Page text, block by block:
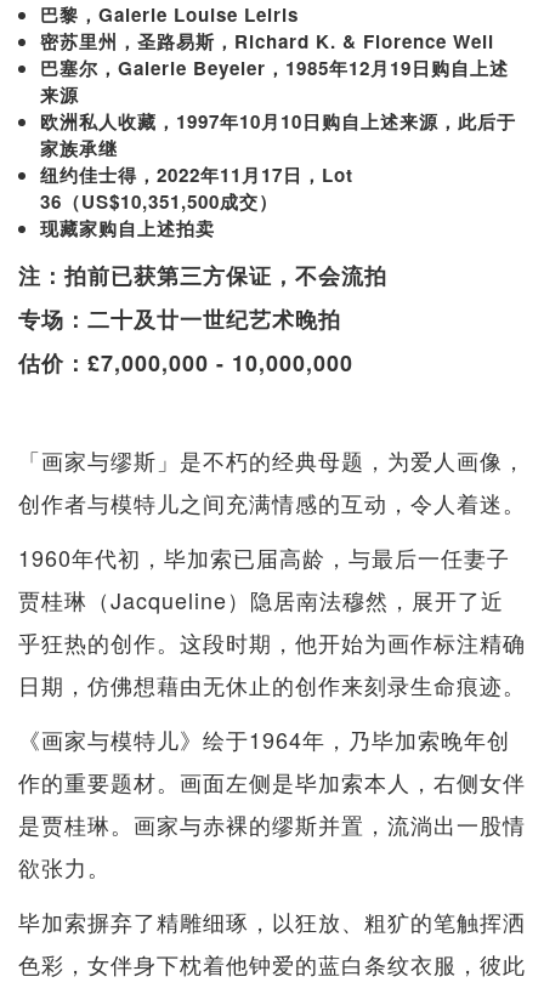
巴黎，Galerie Louise Leiris
密苏里州，圣路易斯，Richard K. & Florence Weil
巴塞尔，Galerie Beyeler，1985年12月19日购自上述
来源
欧洲私人收藏，1997年10月10日购自上述来源，此后于
家族承继
纽约佳士得，2022年11月17日，Lot
36（US$10,351,500成交）
现藏家购自上述拍卖
注：拍前已获第三方保证，不会流拍
专场：二十及廿一世纪艺术晚拍
估价：£7,000,000 - 10,000,000
「画家与缪斯」是不朽的经典母题，为爱人画像，
创作者与模特儿之间充满情感的互动，令人着迷。
1960年代初，毕加索已届高龄，与最后一任妻子
贾桂琳（Jacqueline）隐居南法穆然，展开了近
乎狂热的创作。这段时期，他开始为画作标注精确
日期，仿佛想藉由无休止的创作来刻录生命痕迹。
《画家与模特儿》绘于1964年，乃毕加索晚年创
作的重要题材。画面左侧是毕加索本人，右侧女伴
是贾桂琳。画家与赤裸的缪斯并置，流淌出一股情
欲张力。
毕加索摒弃了精雕细琢，以狂放、粗犷的笔触挥洒
色彩，女伴身下枕着他钟爱的蓝白条纹衣服，彼此